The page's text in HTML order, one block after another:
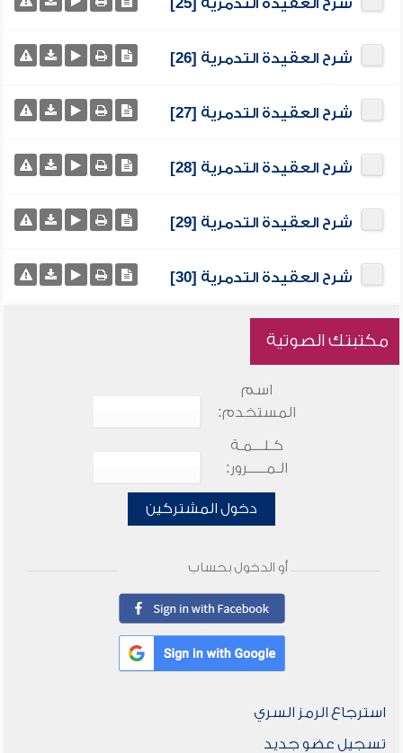
شرح العقيدة التدمرية [25]
شرح العقيدة التدمرية [26]
شرح العقيدة التدمرية [27]
شرح العقيدة التدمرية [28]
شرح العقيدة التدمرية [29]
شرح العقيدة التدمرية [30]
مكتبتك الصوتية
اسم
المستخدم:
كـلـــمـة
الـمـــــرور:
دخول المشتركين
أو الدخول بحساب
استرجاع الرمز السري
تسجيل عضو جديد